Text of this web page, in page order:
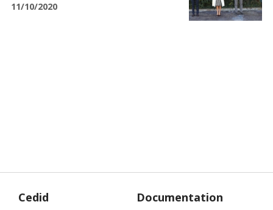
11/10/2020
Cedid Documentation